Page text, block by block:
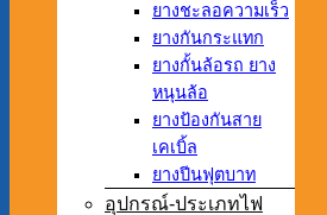
ยางชะลอความเร็ว
ยางกันกระแทก
ยางกั้นล้อรถ ยาง
หนุนล้อ
ยางป้องกันสาย
เคเบิ้ล
ยางปีนฟุตบาท
อุปกรณ์-ประเภทไฟ